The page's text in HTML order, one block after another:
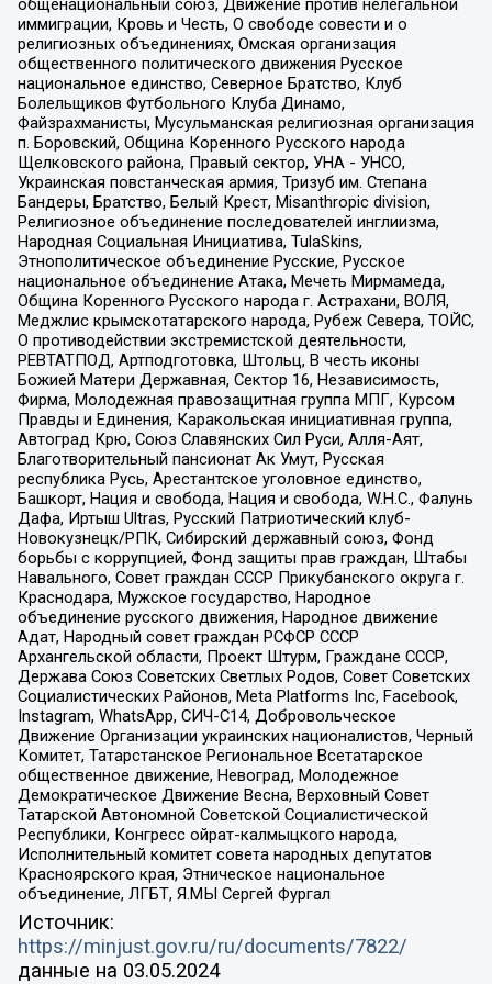
общенациональный союз, Движение против нелегальной
иммиграции, Кровь и Честь, О свободе совести и о
религиозных объединениях, Омская организация
общественного политического движения Русское
национальное единство, Северное Братство, Клуб
Болельщиков Футбольного Клуба Динамо,
Файзрахманисты, Мусульманская религиозная организация
п. Боровский, Община Коренного Русского народа
Щелковского района, Правый сектор, УНА - УНСО,
Украинская повстанческая армия, Тризуб им. Степана
Бандеры, Братство, Белый Крест, Misanthropic division,
Религиозное объединение последователей инглиизма,
Народная Социальная Инициатива, TulaSkins,
Этнополитическое объединение Русские, Русское
национальное объединение Атака, Мечеть Мирмамеда,
Община Коренного Русского народа г. Астрахани, ВОЛЯ,
Меджлис крымскотатарского народа, Рубеж Севера, ТОЙС,
О противодействии экстремистской деятельности,
РЕВТАТПОД, Артподготовка, Штольц, В честь иконы
Божией Матери Державная, Сектор 16, Независимость,
Фирма, Молодежная правозащитная группа МПГ, Курсом
Правды и Единения, Каракольская инициативная группа,
Автоград Крю, Союз Славянских Сил Руси, Алля-Аят,
Благотворительный пансионат Ак Умут, Русская
республика Русь, Арестантское уголовное единство,
Башкорт, Нация и свобода, Нация и свобода, W.H.С., Фалунь
Дафа, Иртыш Ultras, Русский Патриотический клуб-
Новокузнецк/РПК, Сибирский державный союз, Фонд
борьбы с коррупцией, Фонд защиты прав граждан, Штабы
Навального, Совет граждан СССР Прикубанского округа г.
Краснодара, Мужское государство, Народное
объединение русского движения, Народное движение
Адат, Народный совет граждан РСФСР СССР
Архангельской области, Проект Штурм, Граждане СССР,
Держава Союз Советских Светлых Родов, Совет Советских
Социалистических Районов, Meta Platforms Inc, Facebook,
Instagram, WhatsApp, СИЧ-С14, Добровольческое
Движение Организации украинских националистов, Черный
Комитет, Татарстанское Региональное Всетатарское
общественное движение, Невоград, Молодежное
Демократическое Движение Весна, Верховный Совет
Татарской Автономной Советской Социалистической
Республики, Конгресс ойрат-калмыцкого народа,
Исполнительный комитет совета народных депутатов
Красноярского края, Этническое национальное
объединение, ЛГБТ, Я.МЫ Сергей Фургал
Источник:
https://minjust.gov.ru/ru/documents/7822/
данные на 03.05.2024